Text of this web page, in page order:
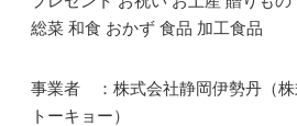
総菜 和食 おかず 食品 加工食品
事業者 ：株式会社静岡伊勢丹（株
トーキョー）